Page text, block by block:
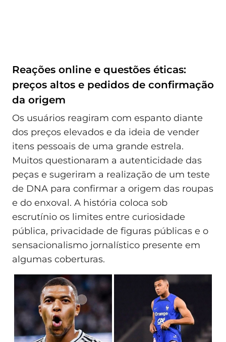
Reações online e questões éticas:
preços altos e pedidos de confirmação
da origem
Os usuários reagiram com espanto diante
dos preços elevados e da ideia de vender
itens pessoais de uma grande estrela.
Muitos questionaram a autenticidade das
peças e sugeriram a realização de um teste
de DNA para confirmar a origem das roupas
e do enxoval. A história coloca sob
escrutínio os limites entre curiosidade
pública, privacidade de figuras públicas e o
sensacionalismo jornalístico presente em
algumas coberturas.